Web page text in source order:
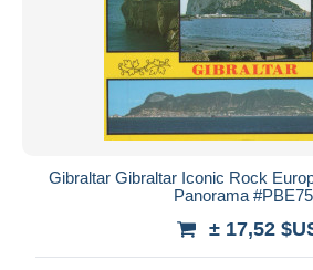
Gibraltar Gibraltar Iconic Rock
Panorama
± 17,52